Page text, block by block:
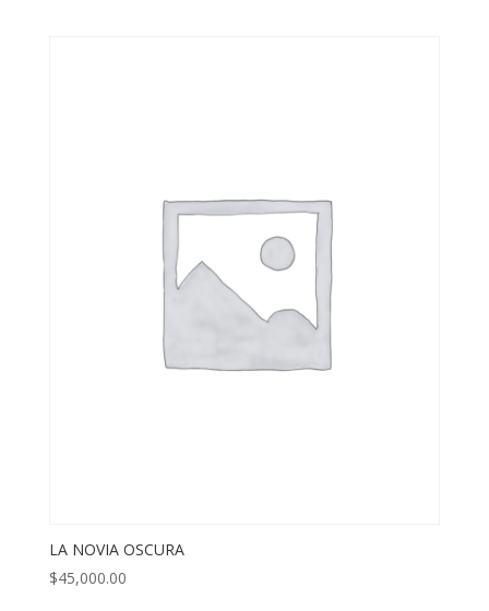
LA NOVIA OSCURA
$45,000.00